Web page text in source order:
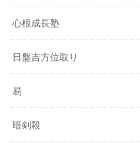
心根成長塾
日盤吉方位取り
易
暗剣殺